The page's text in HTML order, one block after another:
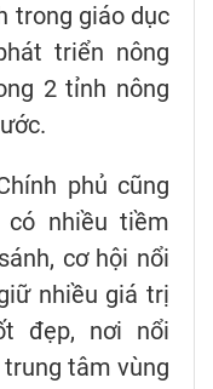
trong giáo dục
triển nông
2 tỉnh nông
phủ cũng
nhiều tiềm
cơ hội nổi
nhiều giá trị
đẹp, nơi nổi
trung tâm vùng